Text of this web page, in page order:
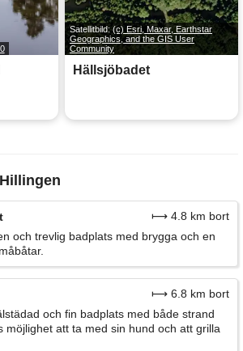
Satellitbild:(c) Esri, Maxar, Earthstar
Geographics, and the GIS User
Community
Hällsjöbadet
⟼ 4.8 km bort
och trevlig badplats med brygga och en
⟼ 6.8 km bort
och fin badplats med både strand
möjlighet att ta med sin hund och att grilla